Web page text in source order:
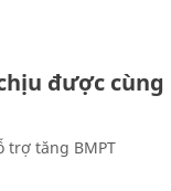
được cùng
trợ tăng BMPT